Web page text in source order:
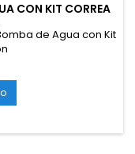
CON KIT CORREA
Bomba de Agua con Kit